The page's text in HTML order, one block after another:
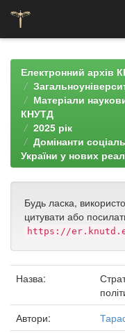
navigationЕлектронний архів
Матеріали
КНУТД
2025 рік
Домінанти
України у нових
Будь ласка,
цитувати або
https://
Назва:
Автори: